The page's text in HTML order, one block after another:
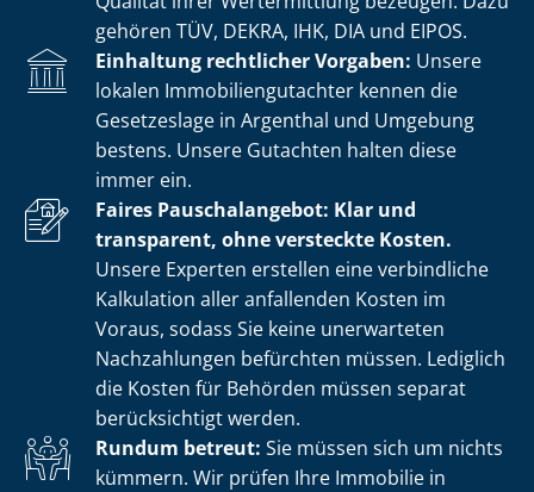
gehören TÜV, DEKRA, IHK, DIA und EIPOS.
Einhaltung rechtlicher Vorgaben: Unsere
lokalen Im­mo­bi­li­en­gut­ach­ter kennen die
Gesetzeslage in Argenthal und Umgebung
bestens. Unsere Gutachten halten diese
immer ein.
Faires Pauschalangebot: Klar und
transparent, ohne versteckte Kosten.
Unsere Experten erstellen eine verbindliche
Kalkulation aller anfallenden Kosten im
Voraus, sodass Sie keine unerwarteten
Nachzahlungen befürchten müssen. Lediglich
die Kosten für Behörden müssen separat
berücksichtigt werden.
Rundum betreut: Sie müssen sich um nichts
kümmern. Wir prüfen Ihre Immobilie in